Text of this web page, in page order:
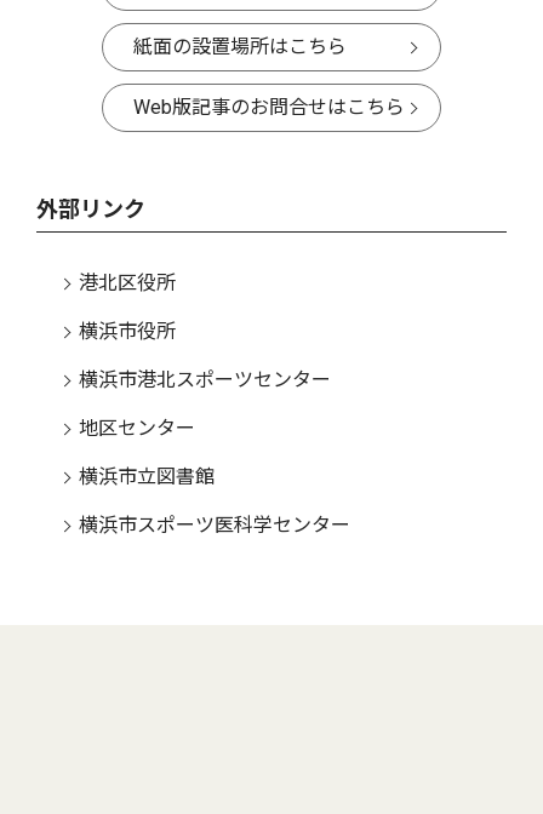
紙面の設置場所はこちら
Web版記事のお問合せはこちら
外部リンク
港北区役所
横浜市役所
横浜市港北スポーツセンター
地区センター
横浜市立図書館
横浜市スポーツ医科学センター